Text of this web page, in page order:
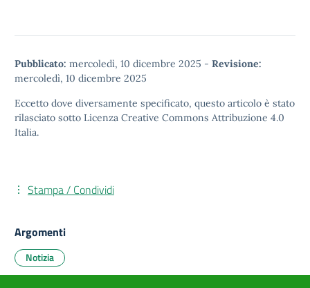
Pubblicato: mercoledì, 10 dicembre 2025 - Revisione:
mercoledì, 10 dicembre 2025
Eccetto dove diversamente specificato, questo articolo è stato
rilasciato sotto Licenza Creative Commons Attribuzione 4.0
Italia.
Stampa / Condividi
Argomenti
Notizia